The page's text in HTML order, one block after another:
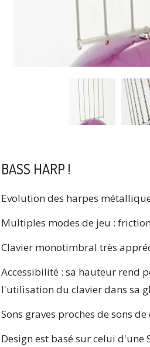
BASS HARP !
Evolution des harpes
Multiples modes de jeu :
Clavier monotimbral très
Accessibilité : sa hauteur rend
l'utilisation du clavier dans sa
Sons graves proches de sons
Design est basé sur celui d'une